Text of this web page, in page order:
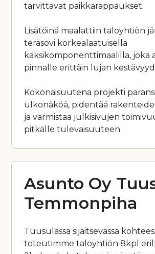
tarvittavat paikkarappaukset.
Lisätöinä maalattiin taloyhtiön
teräsovi korkealaatuisella
kaksikomponenttimaalilla, joka
pinnalle erittäin lujan
Kokonaisuutena projekti
ulkonäköä, pidentää
ja varmistaa julkisivujen
pitkälle tulevaisuuteen.
Asunto Oy
Temmonpiha
Tuusulassa sijaitsevassa
toteutimme taloyhtiön 8kpl